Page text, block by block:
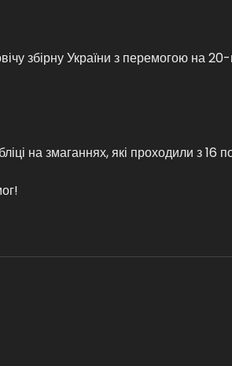
збірну України з перемогою на
на змаганнях, які проходили з 16